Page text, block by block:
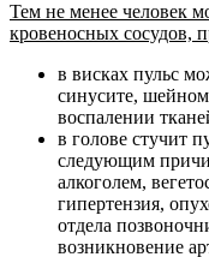
Тем не менее человек
кровеносных сосудов,
в висках пульс
синусите, шейном
воспалении
в голове стучит
следующим
алкоголем,
гипертензия,
отдела
возникновение